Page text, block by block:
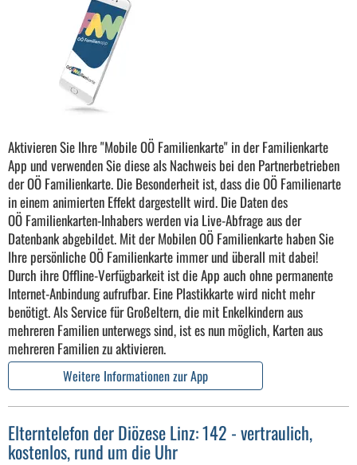
Aktivieren Sie Ihre "Mobile OÖ Familienkarte" in der Familienkarte
App und verwenden Sie diese als Nachweis bei den Partnerbetrieben
der OÖ Familienkarte. Die Besonderheit ist, dass die OÖ Familienarte
in einem animierten Effekt dargestellt wird. Die Daten des
OÖ Familienkarten-Inhabers werden via Live-Abfrage aus der
Datenbank abgebildet. Mit der Mobilen OÖ Familienkarte haben Sie
Ihre persönliche OÖ Familienkarte immer und überall mit dabei!
Durch ihre Offline-Verfügbarkeit ist die App auch ohne permanente
Internet-Anbindung aufrufbar. Eine Plastikkarte wird nicht mehr
benötigt. Als Service für Großeltern, die mit Enkelkindern aus
mehreren Familien unterwegs sind, ist es nun möglich, Karten aus
mehreren Familien zu aktivieren.
Weitere Informationen zur App
Elterntelefon der Diözese Linz: 142 - vertraulich,
kostenlos, rund um die Uhr